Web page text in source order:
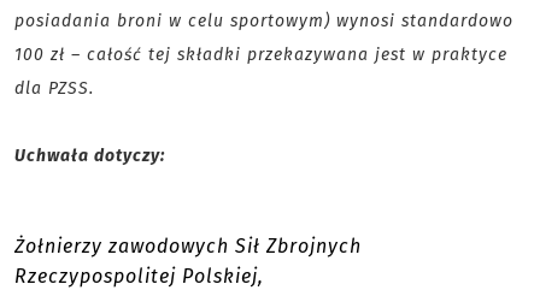
posiadania broni w celu sportowym) wynosi standardowo
100 zł – całość tej składki przekazywana jest w praktyce
dla PZSS.
Uchwała dotyczy:
Żołnierzy zawodowych Sił Zbrojnych
Rzeczypospolitej Polskiej,